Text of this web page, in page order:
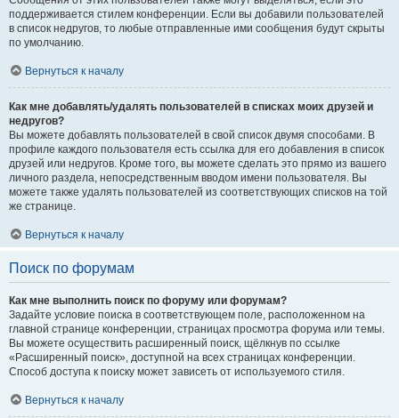
поддерживается стилем конференции. Если вы добавили пользователей
в список недругов, то любые отправленные ими сообщения будут скрыты
по умолчанию.
Вернуться к началу
Как мне добавлять/удалять пользователей в списках моих друзей и
недругов?
Вы можете добавлять пользователей в свой список двумя способами. В
профиле каждого пользователя есть ссылка для его добавления в список
друзей или недругов. Кроме того, вы можете сделать это прямо из вашего
личного раздела, непосредственным вводом имени пользователя. Вы
можете также удалять пользователей из соответствующих списков на той
же странице.
Вернуться к началу
Поиск по форумам
Как мне выполнить поиск по форуму или форумам?
Задайте условие поиска в соответствующем поле, расположенном на
главной странице конференции, страницах просмотра форума или темы.
Вы можете осуществить расширенный поиск, щёлкнув по ссылке
«Расширенный поиск», доступной на всех страницах конференции.
Способ доступа к поиску может зависеть от используемого стиля.
Вернуться к началу